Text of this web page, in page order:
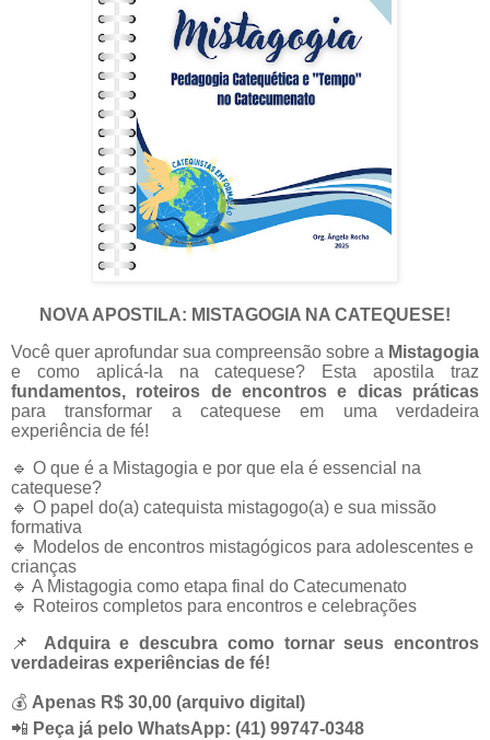
NOVA APOSTILA: MISTAGOGIA NA CATEQUESE!
Você quer aprofundar sua compreensão sobre a Mistagogia
e como aplicá-la na catequese? Esta apostila traz
fundamentos, roteiros de encontros e dicas práticas
para transformar a catequese em uma verdadeira
experiência de fé!
🔹 O que é a Mistagogia e por que ela é essencial na
catequese?
🔹 O papel do(a) catequista mistagogo(a) e sua missão
formativa
🔹 Modelos de encontros mistagógicos para adolescentes e
crianças
🔹 A Mistagogia como etapa final do Catecumenato
🔹 Roteiros completos para encontros e celebrações
📌
Adquira e descubra como tornar seus encontros
verdadeiras experiências de fé!
💰 Apenas R$ 30,00 (arquivo digital)
📲 Peça já pelo WhatsApp: (41) 99747-0348